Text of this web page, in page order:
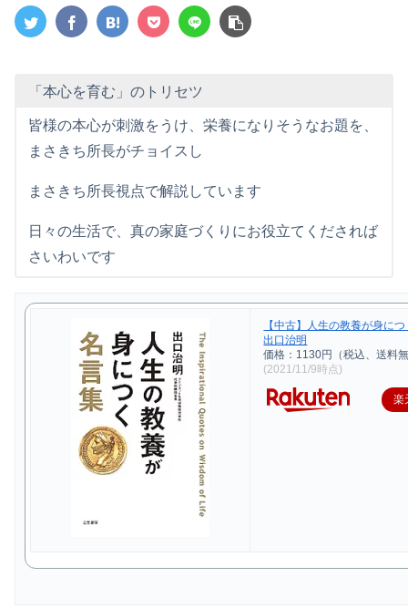
「本心を育む」のトリセツ
皆様の本心が刺激をうけ、栄養になりそうなお題を、
まさきち所長がチョイスし
まさきち所長視点で解説しています
日々の生活で、真の家庭づくりにお役立てくだされば
さいわいです
【中古】人生の教養が身に
出口治明
価格：1130円（税込、送料
(2021/11/9時点)
楽